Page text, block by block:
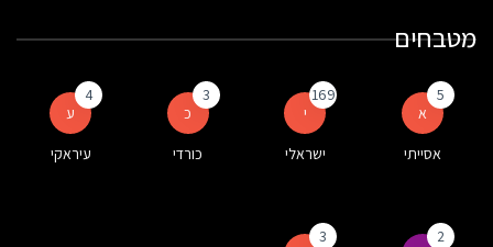
מטבחים
א
5
אסייתי
י
169
ישראלי
כ
3
כורדי
ע
4
עיראקי
2
3